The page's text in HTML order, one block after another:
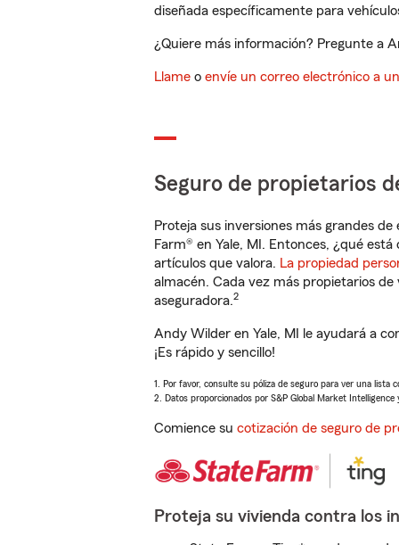
diseñada específicamente para
¿Quiere más información? Pregunte a
Llame o envíe un correo electrónico a
Seguro de propietarios
Proteja sus inversiones más grandes
Farm® en Yale, MI. Entonces, ¿qué está
artículos que valora. La propiedad
almacén. Cada vez más propietarios
aseguradora.2
Andy Wilder en Yale, MI le ayudará a
¡Es rápido y sencillo!
1. Por favor, consulte su póliza de seguro para ver una lista
2. Datos proporcionados por S&P Global Market Intelligence
Comience su cotización de seguro de
Proteja su vivienda contra los